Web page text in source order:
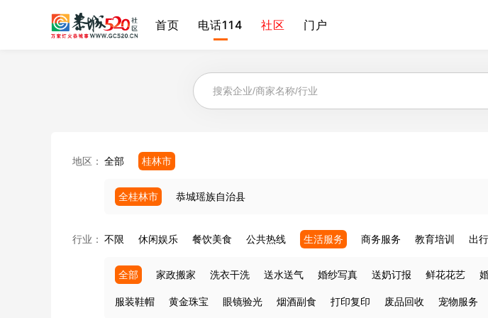
首页 电话114 社区 门户
地区： 全部 桂林市
全桂林市 恭城瑶族自治县
行业： 不限 休闲娱乐 餐饮美食 公共热线 生活服务 商务服务 教育培训 出
全部 家政搬家 洗衣干洗 送水送气 婚纱写真 送奶订报 鲜花花艺
服装鞋帽 黄金珠宝 眼镜验光 烟酒副食 打印复印 废品回收 宠物服务